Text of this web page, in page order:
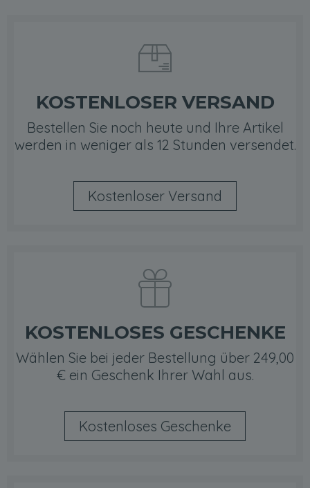
KOSTENLOSER VERSAND
Bestellen Sie noch heute und Ihre Artikel
werden in weniger als 12 Stunden versendet.
Kostenloser Versand
KOSTENLOSES GESCHENKE
Wählen Sie bei jeder Bestellung über 249,00
€ ein Geschenk Ihrer Wahl aus.
Kostenloses Geschenke